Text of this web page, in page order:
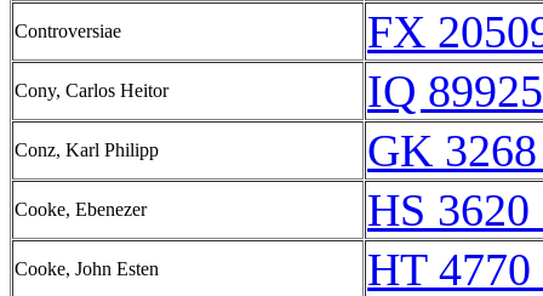
Controversiae FX
Cony, Carlos Heitor IQ
Conz, Karl Philipp GK
Cooke, Ebenezer HS
Cooke, John Esten
HT